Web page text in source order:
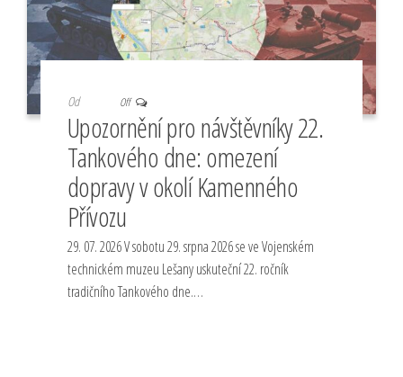
Od Off
Upozornění pro návštěvníky 22.
Tankového dne: omezení
dopravy v okolí Kamenného
Přívozu
29. 07. 2026 V sobotu 29. srpna 2026 se ve Vojenském
technickém muzeu Lešany uskuteční 22. ročník
tradičního Tankového dne.…